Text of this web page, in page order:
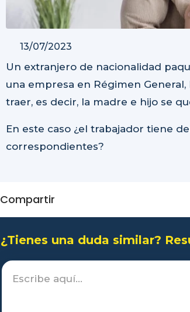
13/07/2023
Un extranjero de nacionalidad
una empresa en Régimen
traer, es decir, la madre e hijo se
En este caso ¿el trabajador tiene
correspondientes?
Compartir
¿Tienes una duda similar?